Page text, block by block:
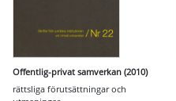
Offentlig-privat samverkan (2010)
rättsliga förutsättningar och